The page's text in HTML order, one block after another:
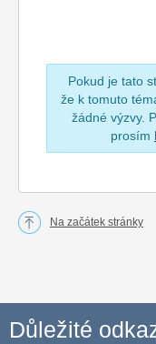
Pokud je tato
že k tomuto
žádné výzvy.
prosím
Na začátek stránky
Důležité